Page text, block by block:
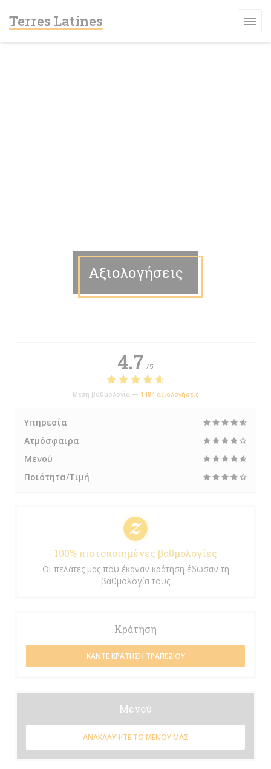
Terres Latines
Αξιολογήσεις
4.7 /5
Μέση βαθμολογία — 1484 αξιολογήσεις
Υπηρεσία
Ατμόσφαιρα
Μενού
Ποιότητα/Τιμή
100% πιστοποιημένες βαθμολογίες
Οι πελάτες μας που έκαναν κράτηση έδωσαν τη
βαθμολογία τους
Κράτηση
ΚΆΝΤΕ ΚΡΆΤΗΣΗ ΤΡΑΠΕΖΙΟΎ
Μενού
ΑΝΑΚΑΛΎΨΤΕ ΤΟ ΜΕΝΟΎ ΜΑΣ